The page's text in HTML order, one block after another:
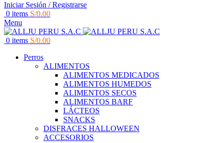
Iniciar Sesión / Registrarse
0 items S/0.00
Menu
0 items S/0.00
Perros
ALIMENTOS
ALIMENTOS MEDICADOS
ALIMENTOS HUMEDOS
ALIMENTOS SECOS
ALIMENTOS BARF
LÁCTEOS
SNACKS
DISFRACES HALLOWEEN
ACCESORIOS